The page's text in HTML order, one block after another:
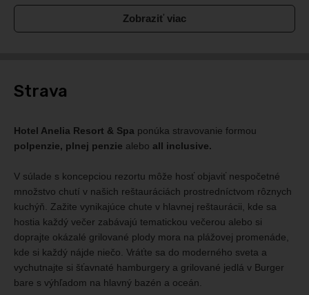
súčasťou a chce, aby ste si z pobytu priniesli nezabudnuteľné
Zobraziť viac
Strava
Hotel Anelia Resort & Spa ponúka stravovanie formou
polpenzie, plnej penzie alebo all inclusive.
V súlade s koncepciou rezortu môže hosť objaviť nespočetné
množstvo chutí v našich reštauráciách prostredníctvom rôznych
kuchýň. Zažite vynikajúce chute v hlavnej reštaurácii, kde sa
hostia každý večer zabávajú tematickou večerou alebo si
doprajte okázalé grilované plody mora na plážovej promenáde,
kde si každý nájde niečo. Vráťte sa do moderného sveta a
vychutnajte si šťavnaté hamburgery a grilované jedlá v Burger
bare s výhľadom na hlavný bazén a oceán.